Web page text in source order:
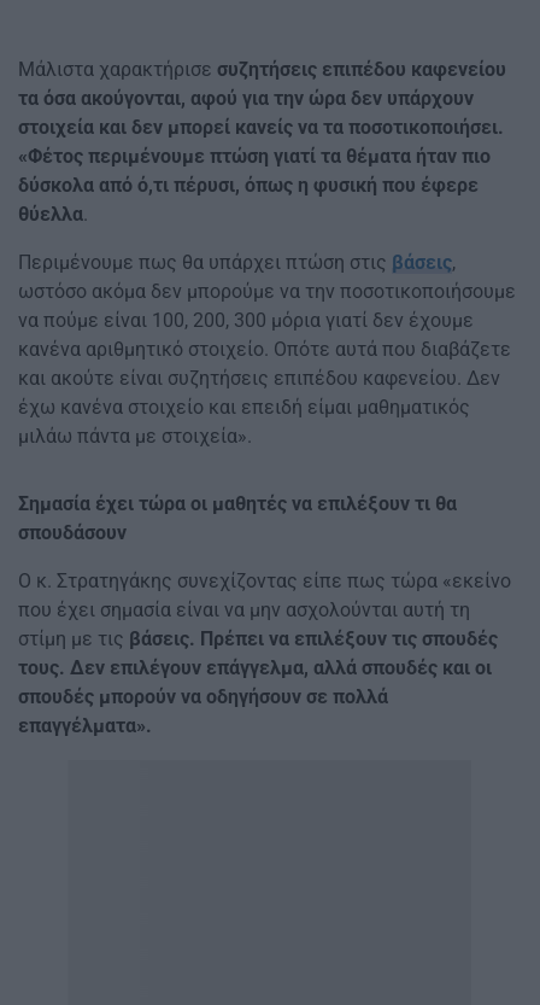
Μάλιστα χαρακτήρισε συζητήσεις επιπέδου καφενείου
τα όσα ακούγονται, αφού για την ώρα δεν υπάρχουν
στοιχεία και δεν μπορεί κανείς να τα ποσοτικοποιήσει.
«Φέτος περιμένουμε πτώση γιατί τα θέματα ήταν πιο
δύσκολα από ό,τι πέρυσι, όπως η φυσική που έφερε
θύελλα.
Περιμένουμε πως θα υπάρχει πτώση στις βάσεις,
ωστόσο ακόμα δεν μπορούμε να την ποσοτικοποιήσουμε
να πούμε είναι 100, 200, 300 μόρια γιατί δεν έχουμε
κανένα αριθμητικό στοιχείο. Οπότε αυτά που διαβάζετε
και ακούτε είναι συζητήσεις επιπέδου καφενείου. Δεν
έχω κανένα στοιχείο και επειδή είμαι μαθηματικός
μιλάω πάντα με στοιχεία».
Σημασία έχει τώρα οι μαθητές να επιλέξουν τι θα
σπουδάσουν
Ο κ. Στρατηγάκης συνεχίζοντας είπε πως τώρα «εκείνο
που έχει σημασία είναι να μην ασχολούνται αυτή τη
στίμη με τις βάσεις. Πρέπει να επιλέξουν τις σπουδές
τους. Δεν επιλέγουν επάγγελμα, αλλά σπουδές και οι
σπουδές μπορούν να οδηγήσουν σε πολλά
επαγγέλματα».